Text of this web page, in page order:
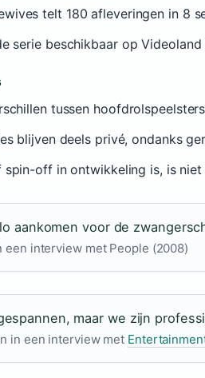
telt 180 afleveringen in 8
serie beschikbaar op Videoland
tussen
blijven deels privé, ondanks
spin-off in ontwikkeling is, is
aankomen voor de
een interview met People (2008)
maar we zijn
in een interview met